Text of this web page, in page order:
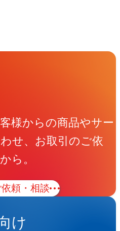
い合わせ
様からの商品やサー
せ、お取引のご依
ら。
頼・相談
け